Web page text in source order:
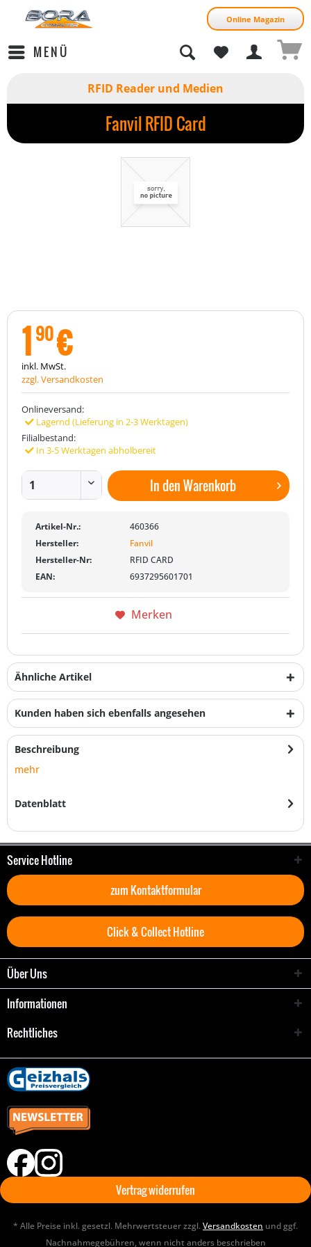
Online Magazin
MENÜ
RFID Reader und Medien
Fanvil RFID Card
1 90€
inkl. MwSt.
zzgl. Versandkosten
Onlineversand:
Lagernd (Lieferung in 2-3 Werktagen)
Filialbestand:
In 3-5 Werktagen abholbereit
In denWarenkorb
Artikel-Nr.:
460366
Hersteller:
Fanvil
Hersteller-Nr:
RFID CARD
EAN:
6937295601701
Merken
Ähnliche Artikel
Kunden haben sich ebenfalls angesehen
Beschreibung
mehr
Datenblatt
Service Hotline
zum Kontaktformular
Click & Collect Hotline
Über Uns
Informationen
Rechtliches
Vertrag widerrufen
* Alle Preise inkl. gesetzl. Mehrwertsteuer zzgl.Versandkosten und ggf.
Nachnahmegebühren, wenn nicht anders beschrieben